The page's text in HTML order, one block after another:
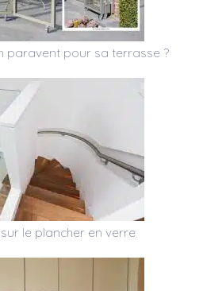
paravent pour sa terrasse ?
le plancher en verre